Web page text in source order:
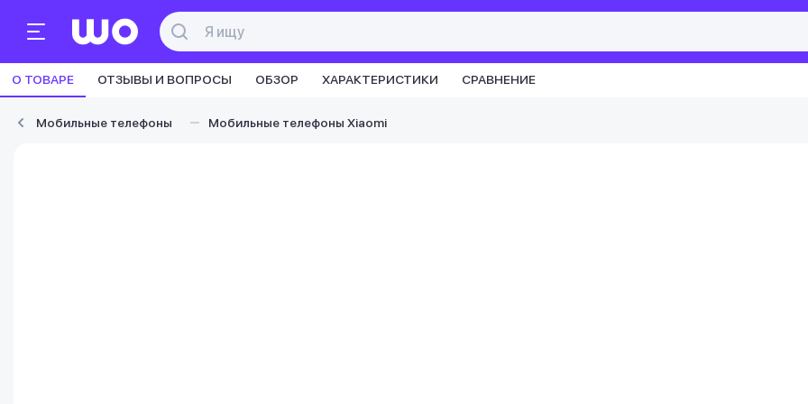
О ТОВАРЕ ОТЗЫВЫ И ВОПРОСЫ ОБЗОР ХАРАКТЕРИСТИКИ СРАВНЕНИЕ
Мобильные телефоны Мобильные телефоны Xiaomi